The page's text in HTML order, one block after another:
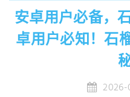
安卓用户必备，
卓用户必知！石
2026-